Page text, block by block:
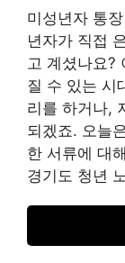
미성년자 통
년자가 직접
고 계셨나요?
질 수 있는 시
리를 하거나,
되겠죠. 오늘
한 서류에 대
경기도 청년